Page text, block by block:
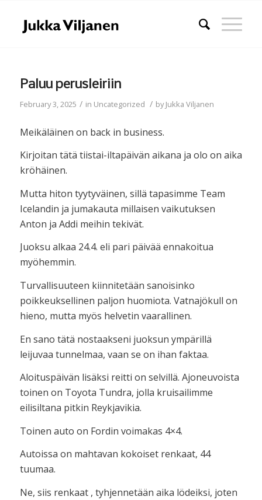
Paluu perusleiriin
February 3, 2025 / in Uncategorized / byJukka Viljanen
Meikäläinen on back in business.
Kirjoitan tätä tiistai-iltapäivän aikana ja olo on aika
kröhäinen.
Mutta hiton tyytyväinen, sillä tapasimme Team
Icelandin ja jumakauta millaisen vaikutuksen
Anton ja Addi meihin tekivät.
Juoksu alkaa 24.4. eli pari päivää ennakoitua
myöhemmin.
Turvallisuuteen kiinnitetään sanoisinko
poikkeuksellinen paljon huomiota. Vatnajökull on
hieno, mutta myös helvetin vaarallinen.
En sano tätä nostaakseni juoksun ympärillä
leijuvaa tunnelmaa, vaan se on ihan faktaa.
Aloituspäivän lisäksi reitti on selvillä. Ajoneuvoista
toinen on Toyota Tundra, jolla kruisailimme
eilisiltana pitkin Reykjavikia.
Toinen auto on Fordin voimakas 4×4.
Autoissa on mahtavan kokoiset renkaat, 44
tuumaa.
Ne, siis renkaat , tyhjennetään aika lödeiksi, joten